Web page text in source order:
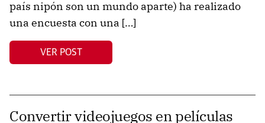
país nipón son un mundo aparte) ha realizado
una encuesta con una […]
VER POST
Convertir videojuegos en películas